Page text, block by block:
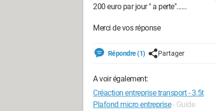
200 euro par jour " a perte"......
Merci de vos réponse
Répondre (1) Partager
A voir également:
Créaction entreprise transport - 3.5t
Plafond micro entreprise - Guide